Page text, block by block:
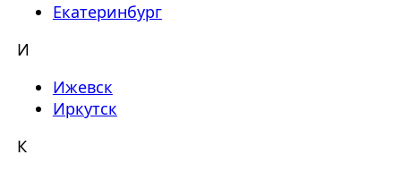
Екатеринбург
И
Ижевск
Иркутск
К